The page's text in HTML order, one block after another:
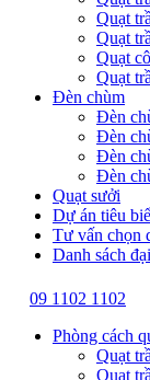
Quạt
Quạt
Quạt
Quạt
Đèn chùm
Đèn
Đèn
Đèn
Đèn
Quạt sưởi
Dự án tiêu
Tư vấn chọn
Danh sách
09 1102 1102
Phòng cách
Quạt
Quạt